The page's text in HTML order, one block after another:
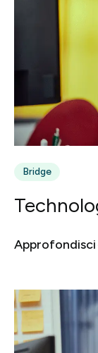
Bridge
Approfondisci